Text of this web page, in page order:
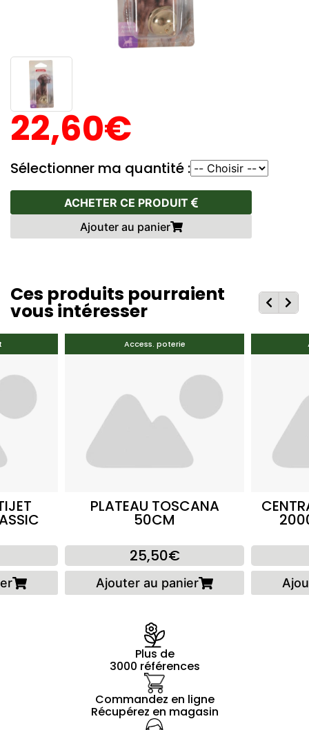
22,60€
Sélectionner ma quantité :
ACHETER CE PRODUIT
Ajouter au panier
Ces produits pourraient
vous intéresser
Access. poterie
PLATEAU TOSCANA
50CM
25,50€
Ajouter au panier
Plus de
3000 références
Commandez en ligne
Récupérez en magasin